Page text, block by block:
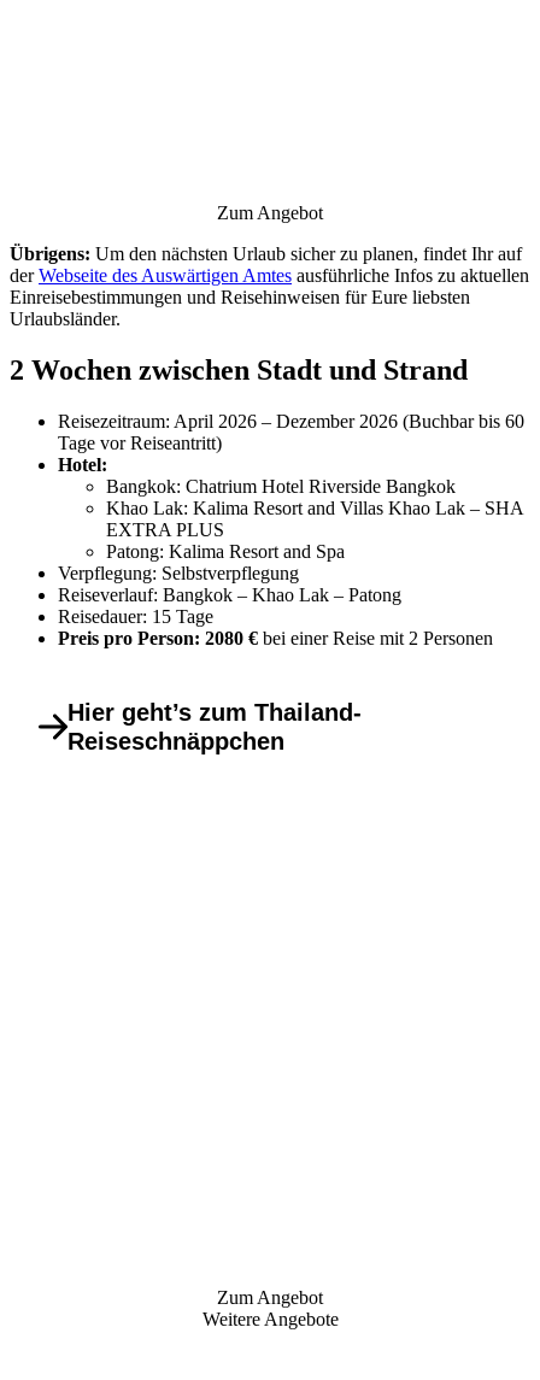
Zum Angebot
Übrigens: Um den nächsten Urlaub sicher zu planen, findet Ihr auf
derWebseite des Auswärtigen Amtes ausführliche Infos zu aktuellen
Einreisebestimmungen und Reisehinweisen für Eure liebsten
Urlaubsländer.
2 Wochen zwischen Stadt und Strand
Reisezeitraum: April 2026 – Dezember 2026 (Buchbar bis 60
Tage vor Reiseantritt)
Hotel:
Bangkok: Chatrium Hotel Riverside Bangkok
Khao Lak: Kalima Resort and Villas Khao Lak – SHA
EXTRA PLUS
Patong: Kalima Resort and Spa
Verpflegung: Selbstverpflegung
Reiseverlauf: Bangkok – Khao Lak – Patong
Reisedauer: 15 Tage
Preis pro Person: 2080 € bei einer Reise mit 2 Personen
Hier geht’s zum Thailand-
Reiseschnäppchen
Zum Angebot
Weitere Angebote